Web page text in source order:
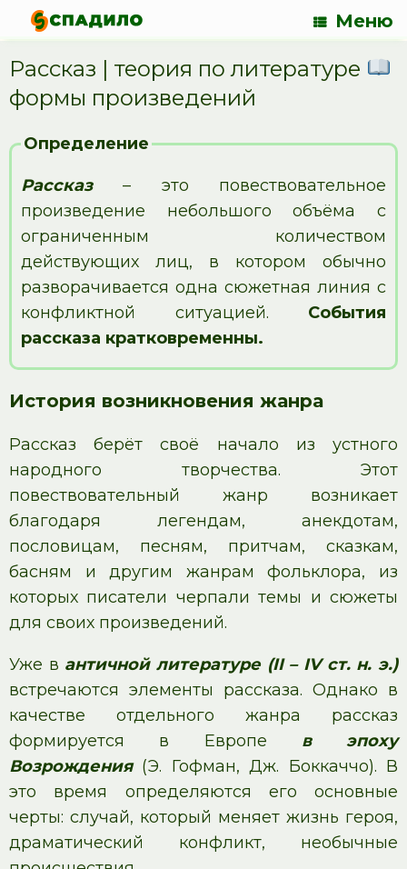
Меню
Рассказ | теория по литературе
формы произведений
Определение
Рассказ– это повествовательное
произведение небольшого объёма с
ограниченным количеством
действующих лиц, в котором обычно
разворачивается одна сюжетная линия с
конфликтной ситуацией. События
рассказа кратковременны.
История возникновения жанра
Рассказ берёт своё начало из устного
народного творчества. Этот
повествовательный жанр возникает
благодаря легендам, анекдотам,
пословицам, песням, притчам, сказкам,
басням и другим жанрам фольклора, из
которых писатели черпали темы и сюжеты
для своих произведений.
Уже в античной литературе (II – IV ст. н. э.)
встречаются элементы рассказа. Однако в
качестве отдельного жанра рассказ
формируется в Европе в эпоху
Возрождения(Э. Гофман, Дж. Боккаччо). В
это время определяются его основные
черты: случай, который меняет жизнь героя,
драматический конфликт, необычные